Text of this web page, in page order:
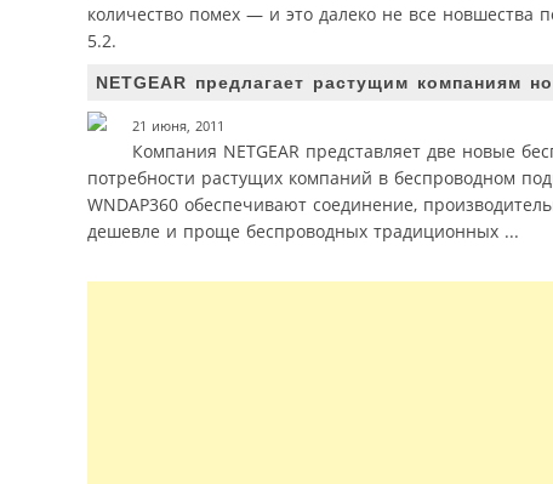
количество помех — и это далеко не все новшества
5.2.
NETGEAR предлагает растущим компаниям
21 июня, 2011
Компания NETGEAR представляет две новые
потребности растущих компаний в беспроводном
WNDAP360 обеспечивают соединение,
дешевле и проще беспроводных традиционных ...